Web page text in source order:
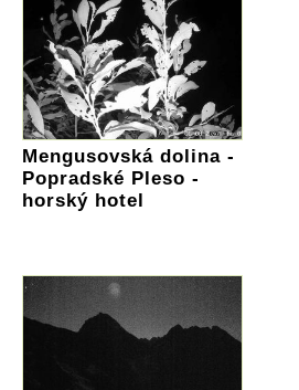
Mengusovská dolina -
Popradské Pleso -
horský hotel